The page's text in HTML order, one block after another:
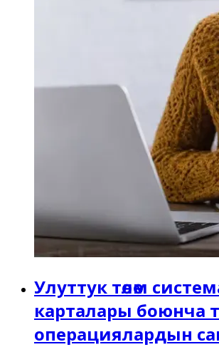
Улуттук төлөм
карталары боюнча
операциялардын